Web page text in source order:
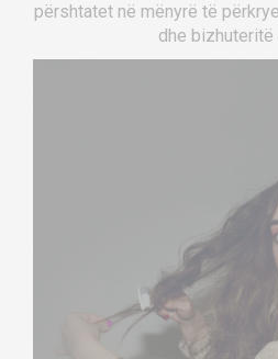
përshtatet në mënyrë të
dhe bizhuteritë